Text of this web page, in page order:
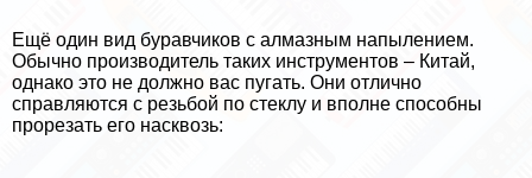
Ещё один вид буравчиков с алмазным напылением.
Обычно производитель таких инструментов – Китай,
однако это не должно вас пугать. Они отлично
справляются с резьбой по стеклу и вполне способны
прорезать его насквозь: